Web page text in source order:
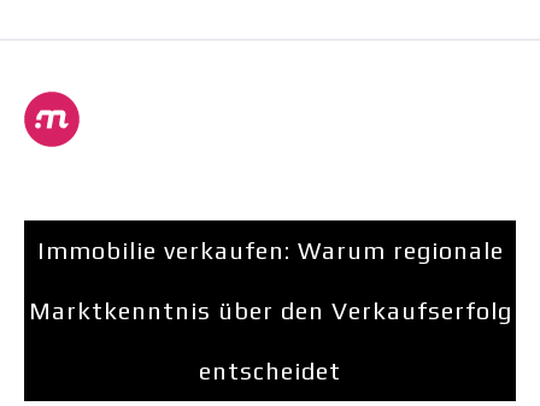
Immobilie verkaufen: Warum regionale
Marktkenntnis über den Verkaufserfolg
entscheidet